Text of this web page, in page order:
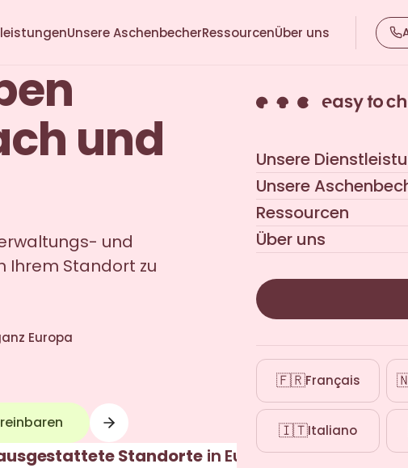
Unsere AschenbecherRessourcenÜber uns
Unsere
Unsere
Ressourcen
Über uns
🇫🇷Français
🇮🇹Italiano
und
und
Ihrem Standort zu
Europa
Standortein Europa — sie